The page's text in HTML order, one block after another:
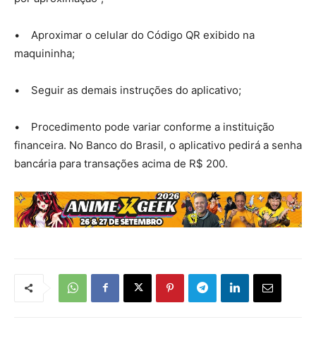
• Aproximar o celular do Código QR exibido na
maquininha;
• Seguir as demais instruções do aplicativo;
• Procedimento pode variar conforme a instituição
financeira. No Banco do Brasil, o aplicativo pedirá a senha
bancária para transações acima de R$ 200.